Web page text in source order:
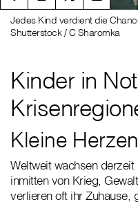
Kinder in
Jedes Kind verdient die
Shutterstock / C Sharomka
Kleine
Weltweit wachsen
inmitten von Krieg,
verlieren oft ihr Zuhause,